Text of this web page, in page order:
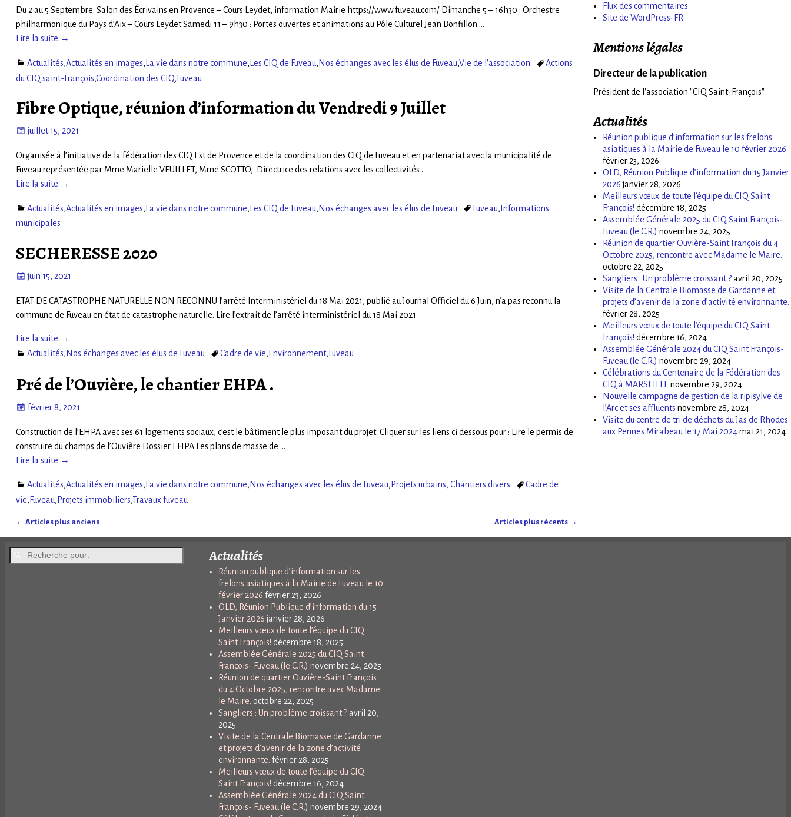
Du 2 au 5 Septembre: Salon des Écrivains en Provence – Cours Leydet, information Mairie https://www.fuveau.com/ Dimanche 5 – 16h30 : Orchestre
philharmonique du Pays d’Aix – Cours Leydet Samedi 11 – 9h30 : Portes ouvertes et animations au Pôle Culturel Jean Bonfillon …
Lire la suite →
Actualités,Actualités en images, La vie dans notre commune, Les CIQ de Fuveau, Nos échanges avec les élus de Fuveau,Vie de l'association
Actions
du CIQ saint-François,Coordination des CIQ,Fuveau
Fibre Optique, réunion d’information du Vendredi 9 Juillet
juillet 15, 2021
Organisée à l’initiative de la fédération des CIQ Est de Provence et de la coordination des CIQ de Fuveau et en partenariat avec la municipalité de
Fuveau représentée par Mme Marielle VEUILLET, Mme SCOTTO, Directrice des relations avec les collectivités …
Lire la suite →
Actualités,Actualités en images,La vie dans notre commune,Les CIQ de Fuveau,Nos échanges avec les élus de Fuveau Fuveau,Informations
municipales
SECHERESSE 2020
juin 15, 2021
ETAT DE CATASTROPHE NATURELLE NON RECONNU l’arrêté Interministériel du 18 Mai 2021, publié au Journal Officiel du 6 Juin, n’a pas reconnu la
commune de Fuveau en état de catastrophe naturelle. Lire l’extrait de l’arrêté interministériel du 18 Mai 2021
Lire la suite →
Actualités, Nos échanges avec les élus de Fuveau Cadre de vie, Environnement, Fuveau
Pré de l’Ouvière, le chantier EHPA .
février 8, 2021
Construction de l’EHPA avec ses 61 logements sociaux, c’est le bâtiment le plus imposant du projet. Cliquer sur les liens ci dessous pour : Lire le permis de
construire du champs de l’Ouvière Dossier EHPA Les plans de masse de …
Lire la suite →
Actualités,Actualités en images, La vie dans notre commune, Nos échanges avec les élus de Fuveau, Projets urbains, Chantiers divers
Cadre de
vie, Fuveau, Projets immobiliers,Travaux fuveau
← Articles plus anciens Articles plus récents →
Flux des commentaires
Site de WordPress-FR
Mentions légales
Directeur de la publication
Président de l'association "CIQ Saint-François"
Actualités
Réunion publique d’information sur les frelons
asiatiques à la Mairie de Fuveau le 10 février 2026
février 23, 2026
OLD, Réunion Publique d’information du 15 Janvier
2026 janvier 28, 2026
Meilleurs vœux de toute l’équipe du CIQ Saint
François! décembre 18, 2025
Assemblée Générale 2025 du CIQ Saint François-
Fuveau (le C.R.) novembre 24, 2025
Réunion de quartier Ouvière-Saint François du 4
Octobre 2025, rencontre avec Madame le Maire.
octobre 22, 2025
Sangliers : Un problème croissant ?avril 20, 2025
Visite de la Centrale Biomasse de Gardanne et
projets d’avenir de la zone d’activité environnante.
février 28, 2025
Meilleurs vœux de toute l’équipe du CIQ Saint
François! décembre 16, 2024
Assemblée Générale 2024 du CIQ Saint François-
Fuveau (le C.R.) novembre 29, 2024
Célébrations du Centenaire de la Fédération des
CIQ à MARSEILLEnovembre 29, 2024
Nouvelle campagne de gestion de la ripisylve de
l’Arc et ses affluents novembre 28, 2024
Visite du centre de tri de déchets du Jas de Rhodes
aux Pennes Mirabeau le 17 Mai 2024mai 21, 2024
Actualités
Réunion publique d’information sur les
frelons asiatiques à la Mairie de Fuveau le 10
février 2026 février 23, 2026
OLD, Réunion Publique d’information du 15
Janvier 2026 janvier 28, 2026
Meilleurs vœux de toute l’équipe du CIQ
Saint François! décembre 18, 2025
Assemblée Générale 2025 du CIQ Saint
François- Fuveau (le C.R.) novembre 24, 2025
Réunion de quartier Ouvière-Saint François
du 4 Octobre 2025, rencontre avec Madame
le Maire. octobre 22, 2025
Sangliers : Un problème croissant ? avril 20,
2025
Visite de la Centrale Biomasse de Gardanne
et projets d’avenir de la zone d’activité
environnante. février 28, 2025
Meilleurs vœux de toute l’équipe du CIQ
Saint François! décembre 16, 2024
Assemblée Générale 2024 du CIQ Saint
François- Fuveau (le C.R.) novembre 29, 2024